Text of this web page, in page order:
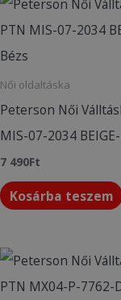
Női oldaltáska
Peterson Női
MIS-07-2034
7 490Ft
Kosárba teszem